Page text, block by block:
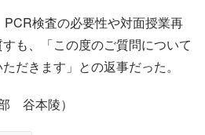
検査の必要性や対面授業再
も、「この度のご質問について
だきます」との返事だった。
谷本陵）